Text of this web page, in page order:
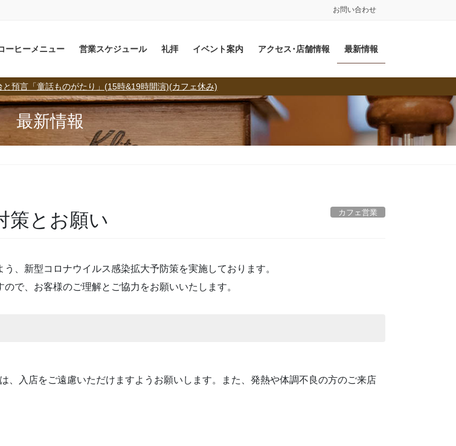
お問い合わせ
ーヒーメニュー 営業スケジュール 礼拝 イベント案内 アクセス･店舗情報 最新情報
と預言「童話ものがたり」(15時&19時開演)(カフェ休み)
最新情報
カフェ営業
策とお願い
、新型コロナウイルス感染拡大予防策を実施しております。
で、お客様のご理解とご協力をお願いいたします。
、入店をご遠慮いただけますようお願いします。また、発熱や体調不良の方のご来店